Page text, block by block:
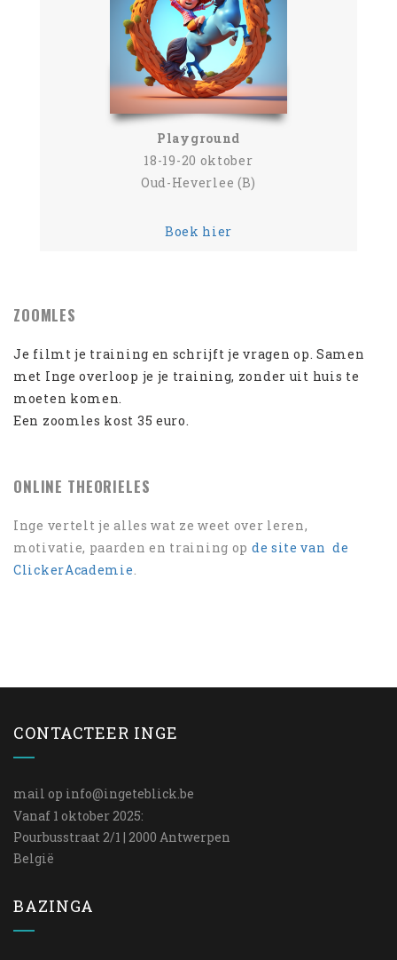
Playground
18-19-20 oktober
Oud-Heverlee (B)
Boek hier
ZOOMLES
Je filmt je training en schrijft je vragen op. Samen
met Inge overloop je je training, zonder uit huis te
moeten komen.
Een zoomles kost 35 euro.
ONLINE THEORIELES
Inge vertelt je alles wat ze weet over leren,
motivatie, paarden en training op de site van de
ClickerAcademie.
CONTACTEER INGE
mail op info@ingeteblick.be
Vanaf 1 oktober 2025:
Pourbusstraat 2/1 | 2000 Antwerpen
België
BAZINGA